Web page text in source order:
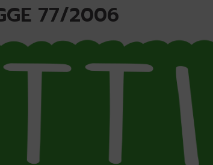
77/2006